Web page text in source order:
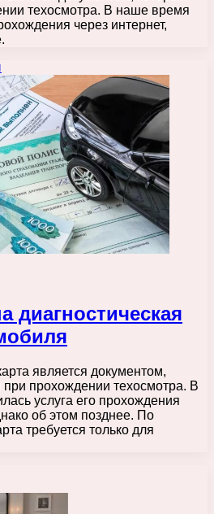
техосмотра. В наше время
через интернет,
диагностическая
является документом,
при прохождении техосмотра. В
услуга его прохождения
об этом позднее. По
требуется только для